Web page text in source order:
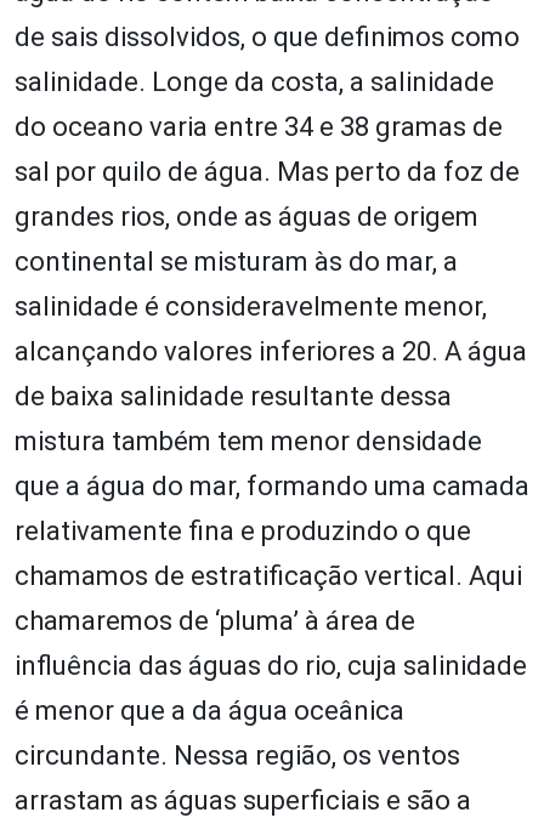
de sais dissolvidos, o que definimos como
salinidade. Longe da costa, a salinidade
do oceano varia entre 34 e 38 gramas de
sal por quilo de água. Mas perto da foz de
grandes rios, onde as águas de origem
continental se misturam às do mar, a
salinidade é consideravelmente menor,
alcançando valores inferiores a 20. A água
de baixa salinidade resultante dessa
mistura também tem menor densidade
que a água do mar, formando uma camada
relativamente fina e produzindo o que
chamamos de estratificação vertical. Aqui
chamaremos de ‘pluma’ à área de
influência das águas do rio, cuja salinidade
é menor que a da água oceânica
circundante. Nessa região, os ventos
arrastam as águas superficiais e são a